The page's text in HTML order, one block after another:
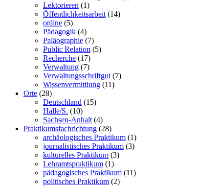
Lektorieren (1)
Öffentlichkeitsarbeit (14)
online (5)
Pädagogik (4)
Paläographie (7)
Public Relation (5)
Recherche (17)
Verwaltung (7)
Verwaltungsschriftgut (7)
Wissenvermittlung (11)
Orte (28)
Deutschland (15)
Halle/S. (10)
Sachsen-Anhalt (4)
Praktikumsfachrichtung (28)
archäologisches Praktikum (1)
journalistisches Praktikum (3)
kulturelles Praktikum (3)
Lehramtspraktikum (1)
pädagogisches Praktikum (11)
politisches Praktikum (2)